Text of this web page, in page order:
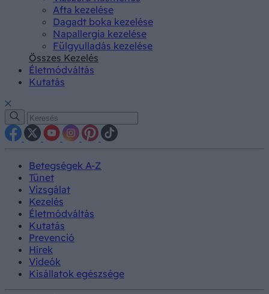
Afta kezelése
Dagadt boka kezelése
Napallergia kezelése
Fülgyulladás kezelése
Összes Kezelés
Életmódváltás
Kutatás
Betegségek A-Z
Tünet
Vizsgálat
Kezelés
Életmódváltás
Kutatás
Prevenció
Hírek
Videók
Kisállatok egészsége